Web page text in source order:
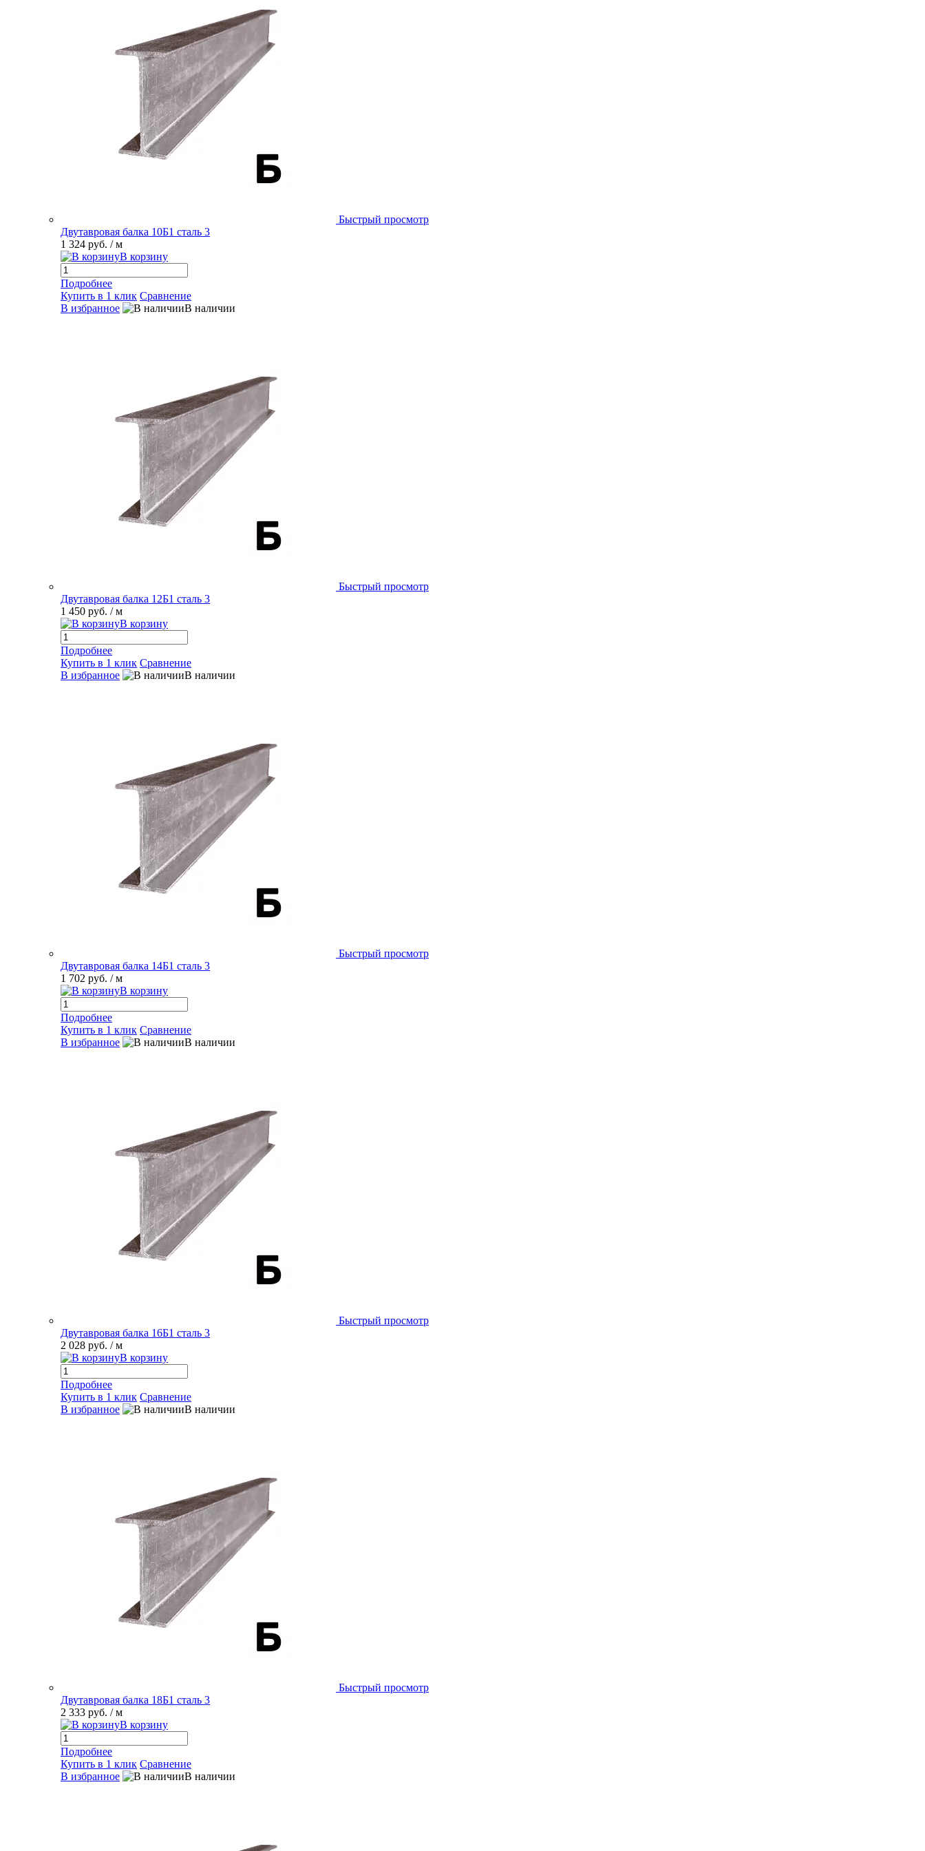
Быстрый просмотр
Двутавровая балка 10Б1 сталь 3
1 324 руб. / м
В корзину
Подробнее
Купить в 1 клик Сравнение
В избранное
В наличии
Быстрый просмотр
Двутавровая балка 12Б1 сталь 3
1 450 руб. / м
В корзину
Подробнее
Купить в 1 клик Сравнение
В избранное
В наличии
Быстрый просмотр
Двутавровая балка 14Б1 сталь 3
1 702 руб. / м
В корзину
Подробнее
Купить в 1 клик Сравнение
В избранное
В наличии
Быстрый просмотр
Двутавровая балка 16Б1 сталь 3
2 028 руб. / м
В корзину
Подробнее
Купить в 1 клик Сравнение
В избранное
В наличии
Быстрый просмотр
Двутавровая балка 18Б1 сталь 3
2 333 руб. / м
В корзину
Подробнее
Купить в 1 клик Сравнение
В избранное
В наличии